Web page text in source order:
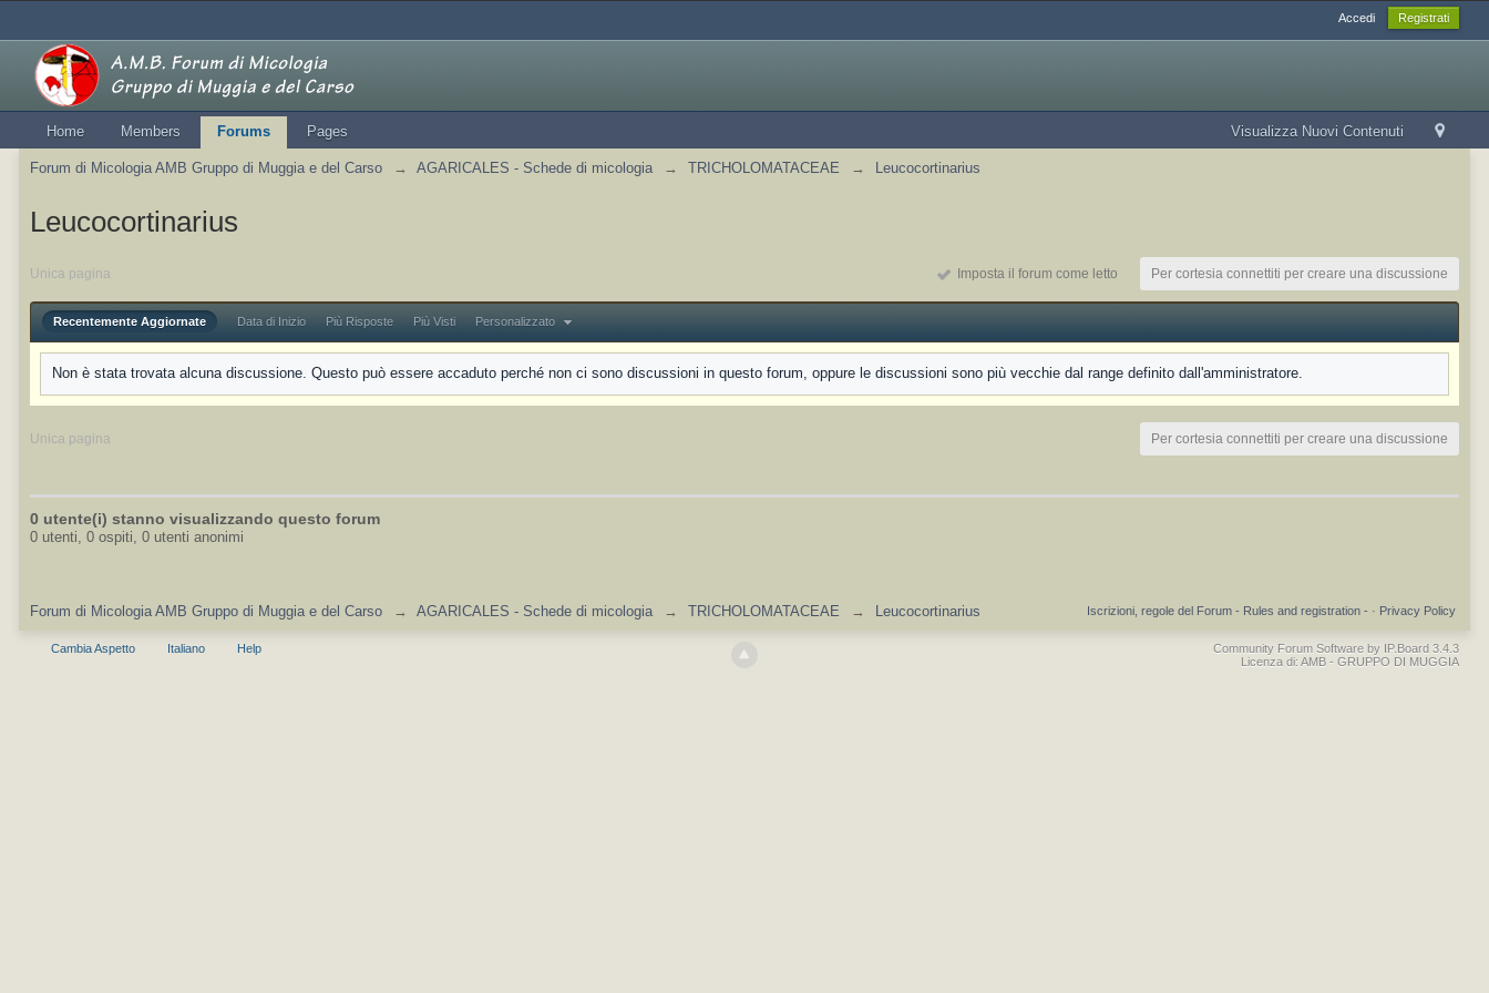
Accedi Registrati
Visualizza Nuovi Contenuti
Home Members Forums Pages
Forum di Micologia AMB Gruppo di Muggia e del Carso → AGARICALES - Schede di micologia → TRICHOLOMATACEAE → Leucocortinarius
Leucocortinarius
Unica pagina Per cortesia connettiti per creare una discussione
Imposta il forum come letto
Recentemente Aggiornate Data di Inizio Più Risposte Più Visti Personalizzato
Non è stata trovata alcuna discussione. Questo può essere accaduto perché non ci sono discussioni in questo forum, oppure le discussioni sono più vecchie dal range definito dall'amministratore.
Unica pagina Per cortesia connettiti per creare una discussione
0 utente(i) stanno visualizzando questo forum
0 utenti, 0 ospiti, 0 utenti anonimi
Forum di Micologia AMB Gruppo di Muggia e del Carso → AGARICALES - Schede di micologia → TRICHOLOMATACEAE → Leucocortinarius Privacy Policy
Iscrizioni, regole del Forum - Rules and registration - ·
Cambia Aspetto Italiano Help
Community Forum Software by IP.Board 3.4.3
Licenza di: AMB - GRUPPO DI MUGGIA